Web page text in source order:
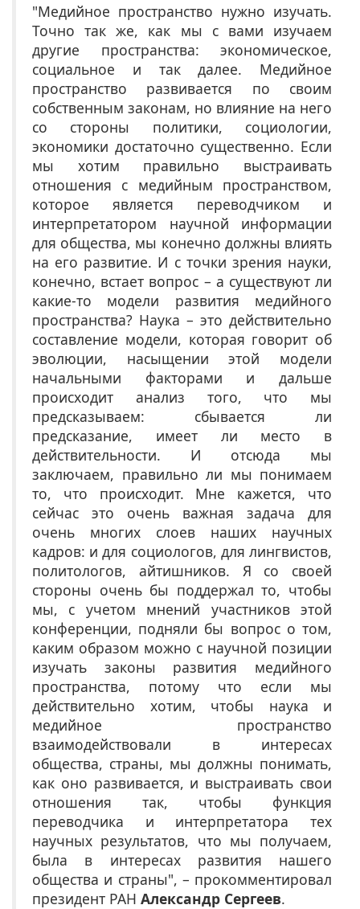
"Медийное пространство нужно изучать.
Точно так же, как мы с вами изучаем
другие пространства: экономическое,
социальное и так далее. Медийное
пространство развивается по своим
собственным законам, но влияние на него
со стороны политики, социологии,
экономики достаточно существенно. Если
мы хотим правильно выстраивать
отношения с медийным пространством,
которое является переводчиком и
интерпретатором научной информации
для общества, мы конечно должны влиять
на его развитие. И с точки зрения науки,
конечно, встает вопрос – а существуют ли
какие-то модели развития медийного
пространства? Наука – это действительно
составление модели, которая говорит об
эволюции, насыщении этой модели
начальными факторами и дальше
происходит анализ того, что мы
предсказываем: сбывается ли
предсказание, имеет ли место в
действительности. И отсюда мы
заключаем, правильно ли мы понимаем
то, что происходит. Мне кажется, что
сейчас это очень важная задача для
очень многих слоев наших научных
кадров: и для социологов, для лингвистов,
политологов, айтишников. Я со своей
стороны очень бы поддержал то, чтобы
мы, с учетом мнений участников этой
конференции, подняли бы вопрос о том,
каким образом можно с научной позиции
изучать законы развития медийного
пространства, потому что если мы
действительно хотим, чтобы наука и
медийное пространство
взаимодействовали в интересах
общества, страны, мы должны понимать,
как оно развивается, и выстраивать свои
отношения так, чтобы функция
переводчика и интерпретатора тех
научных результатов, что мы получаем,
была в интересах развития нашего
общества и страны", – прокомментировал
президент РАН Александр Сергеев.